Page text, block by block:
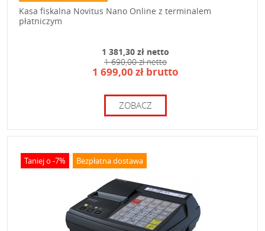
Kasa fiskalna Novitus Nano Online z terminalem
płatniczym
1 381,30 zł netto
1 690,00 zł netto
1 699,00 zł brutto
ZOBACZ
Taniej o -7% Bezpłatna dostawa